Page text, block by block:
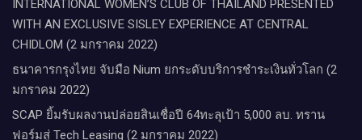
INTERNATIONAL WOMEN’S CLUB OF THAILAND PRESENTED
WITH AN EXCLUSIVE SISLEY EXPERIENCE AT CENTRAL
CHIDLOM (2 มกราคม 2022)
ธนาคารกรุงไทย จับมือ Nium ยกระดับบริการชำระเงินทั่วโลก (2
มกราคม 2022)
SCAP ยิ้มรับผลงานปล่อยสินเชื่อปี 64ทะลุเป้า 5,000 ลบ. ทราน
ฟอร์มสู่ Tech Leasing (2 มกราคม 2022)